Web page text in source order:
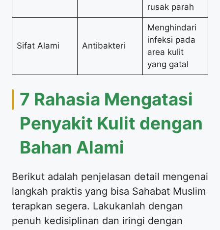
rusak parah
Sifat Alami Antibakteri
Menghindari
infeksi pada
area kulit
yang gatal
7 Rahasia Mengatasi
Penyakit Kulit dengan
Bahan Alami
Berikut adalah penjelasan detail mengenai
langkah praktis yang bisa Sahabat Muslim
terapkan segera. Lakukanlah dengan
penuh kedisiplinan dan iringi dengan